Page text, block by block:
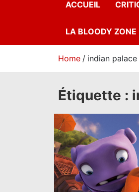
ACCUEIL
LA BLOODY ZONE
Home indian palace
Étiquette :